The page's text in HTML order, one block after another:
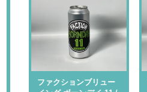
ファクションブリュー